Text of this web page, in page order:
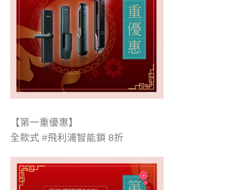
【第一重優惠】
全款式 #飛利浦智能鎖 8折